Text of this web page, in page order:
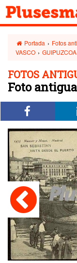
Portada › Fotos
VASCO › GUIPUZCOA
FOTOS
Foto